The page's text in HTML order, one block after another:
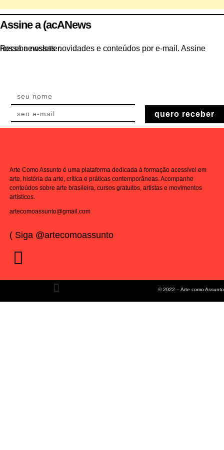
Assine a (acANews
Receba nossas novidades e conteúdos por e-mail. Assine nossa newsletter.
quero receber
Arte Como Assunto é uma plataforma dedicada à formação acessível em
arte, história da arte, crítica e práticas contemporâneas. Acompanhe
conteúdos sobre arte brasileira, cursos gratuitos, artistas e movimentos
artísticos.
artecomoassunto@gmail.com
( Siga @artecomoassunto
© 2022 – Arte como Assunto